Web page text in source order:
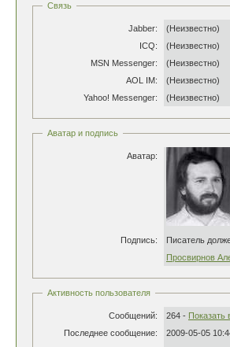
Связь
Jabber:
(Неизвестно)
ICQ:
(Неизвестно)
MSN Messenger:
(Неизвестно)
AOL IM:
(Неизвестно)
Yahoo! Messenger:
(Неизвестно)
Аватар и подпись
Аватар:
Подпись:
Писатель
Просвирнов
Активность пользователя
Сообщений: 264 - Показать
Последнее сообщение:
2009-05-05